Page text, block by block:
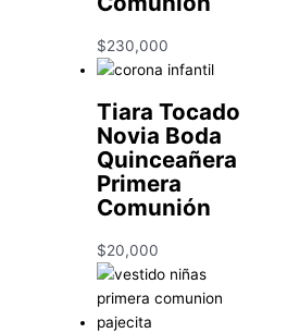
$230,000
Tiara Tocado
Novia Boda
Quinceañera
Primera
Comunión
$20,000